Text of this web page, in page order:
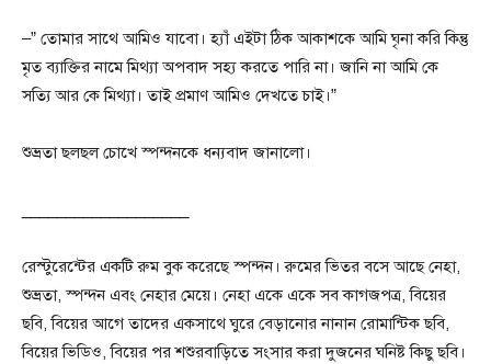
–” তোমার সাথে আমিও যাবো। হ্যাঁ এইটা ঠিক আকাশকে আমি ঘৃনা করি কিন্তু
মৃত ব্যাক্তির নামে মিথ্যা অপবাদ সহ্য করতে পারি না। জানি না আমি কে
সত্যি আর কে মিথ্যা। তাই প্রমাণ আমিও দেখতে চাই।”
শুভ্রতা ছলছল চোখে স্পন্দনকে ধন্যবাদ জানালো।
রেস্টুরেন্টের একটি রুম বুক করেছে স্পন্দন। রুমের ভিতর বসে আছে নেহা,
শুভ্রতা, স্পন্দন এবং নেহার মেয়ে। নেহা একে একে সব কাগজপত্র, বিয়ের
ছবি, বিয়ের আগে তাদের একসাথে ঘুরে বেড়ানোর নানান রোমান্টিক ছবি,
বিয়ের ভিডিও, বিয়ের পর শশুরবাড়িতে সংসার করা দুজনের ঘনিষ্ট কিছু ছবি।